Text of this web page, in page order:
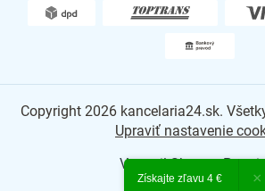
Vytvoril Shoptet
Copyright 2026 kancelaria24.sk.
Upraviť nastavenie
Získajte zľavu 4 € ×